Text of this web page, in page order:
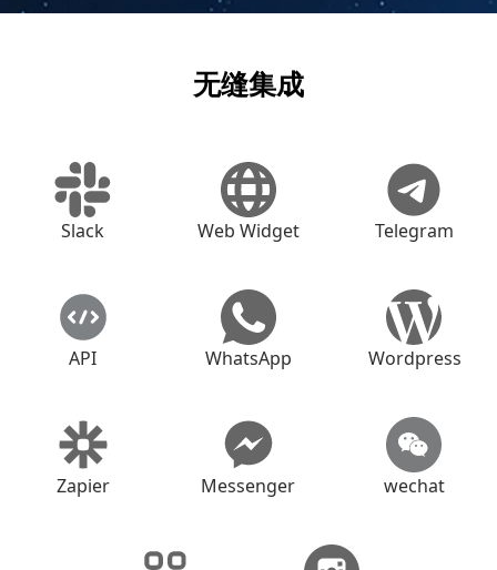
无缝集成
Slack Web Widget Telegram
API WhatsApp Wordpress
Zapier Messenger wechat